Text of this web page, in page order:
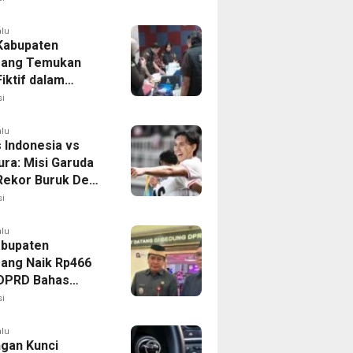
Temukan
dalam
Dana BOP
Indonesia vs
Misi Garuda
Buruk Demi
Piala AFF
Naik Rp466
Bahas
KUA-PPAS
Kunci